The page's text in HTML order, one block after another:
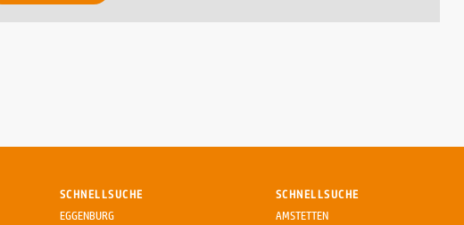
SCHNELLSUCHE
EGGENBURG
SCHNELLSUCHE
AMSTETTEN